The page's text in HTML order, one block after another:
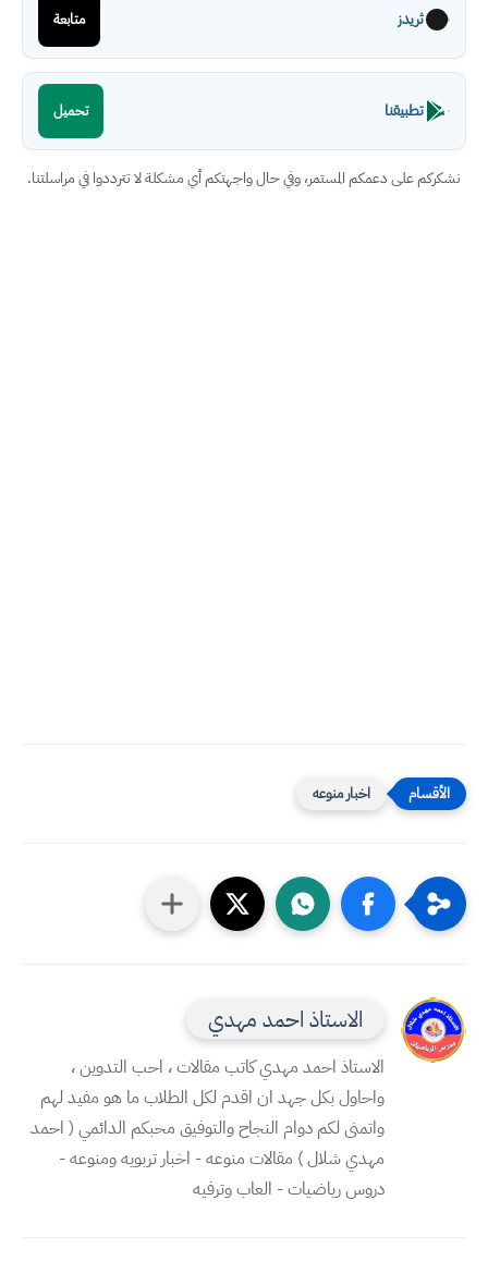
ثريدز متابعة
تطبيقنا تحميل
نشكركم على دعمكم المستمر، وفي حال واجهتكم أي مشكلة لا تترددوا في مراسلتنا.
اخبار منوعه
الاستاذ احمد مهدي
الاستاذ احمد مهدي كاتب مقالات ، احب التدوين ،
واحاول بكل جهد ان اقدم لكل الطلاب ما هو مفيد لهم
واتمنى لكم دوام النجاح والتوفيق محبكم الدائمي ( احمد
مهدي شلال ) مقالات منوعه - اخبار تربويه ومنوعه -
دروس رياضيات - العاب وترفيه